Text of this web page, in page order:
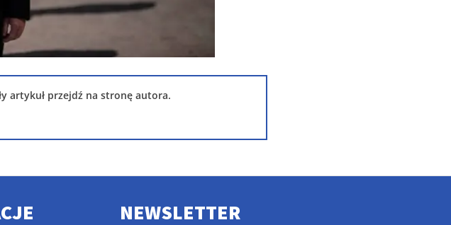
artykuł przejdź na stronę autora.
NEWSLETTER